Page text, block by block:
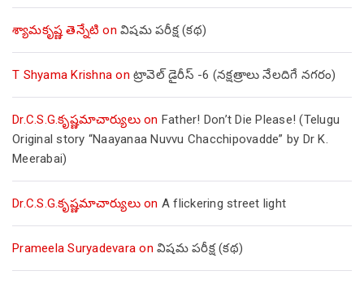
శ్యామకృష్ణ తెన్నేటి on విషమ పరీక్ష (క‌థ‌)
T Shyama Krishna on ట్రావెల్ డైరీస్ -6 (నక్షత్రాలు నేలదిగే నగరం)
Dr.C.S.G.కృష్ణమాచార్యులుon Father! Don’t Die Please! (Telugu
Original story “Naayanaa Nuvvu Chacchipovadde” by Dr K.
Meerabai)
Dr.C.S.G.కృష్ణమాచార్యులుon A flickering street light
Prameela Suryadevara on విషమ పరీక్ష (క‌థ‌)